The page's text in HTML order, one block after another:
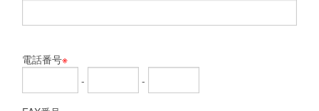
電話番号※
-
-